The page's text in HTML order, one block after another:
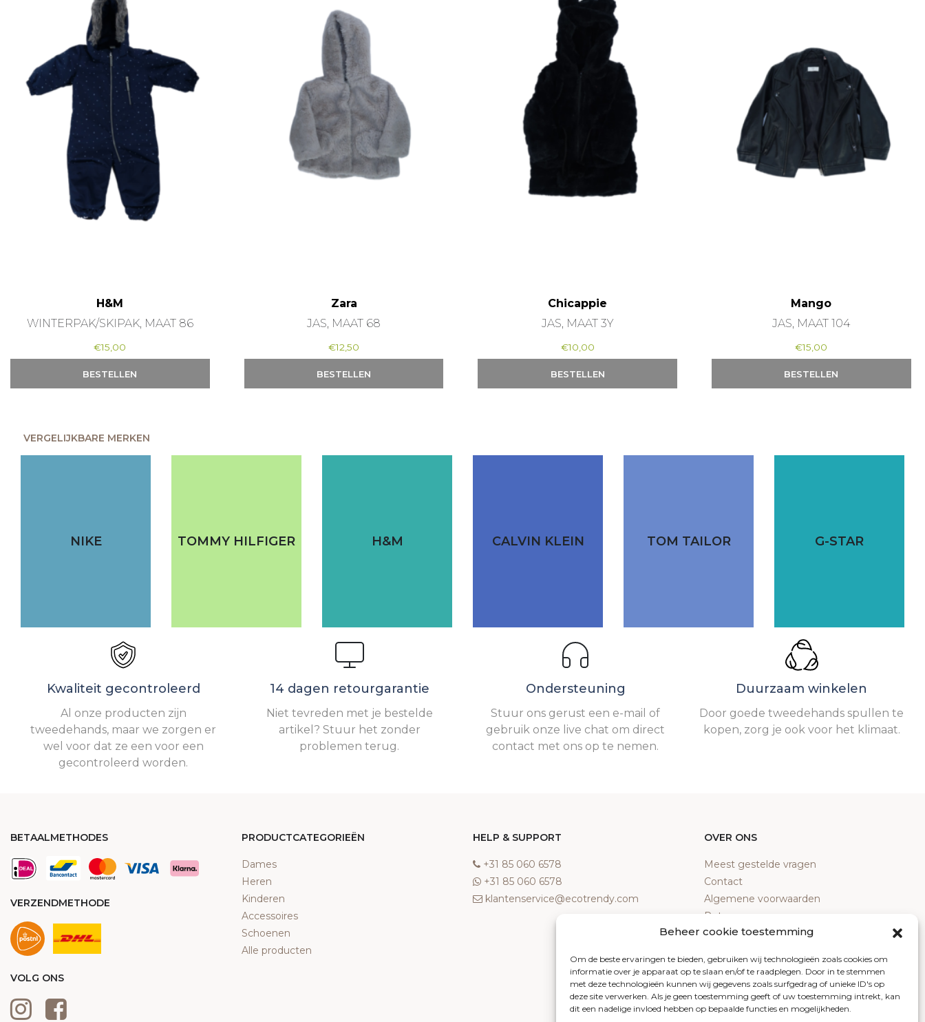
Beheer cookie toestemming
Om de beste ervaringen te bieden, gebruiken wij technologieën zoals cookies om
informatie over je apparaat op te slaan en/of te raadplegen. Door in te stemmen
met deze technologieën kunnen wij gegevens zoals surfgedrag of unieke ID's op
deze site verwerken. Als je geen toestemming geeft of uw toestemming intrekt, kan
dit een nadelige invloed hebben op bepaalde functies en mogelijkheden.
H&M
WINTERPAK/SKIPAK, MAAT 86
€15,00
BESTELLEN
Zara
JAS, MAAT 68
€12,50
BESTELLEN
Chicappie
JAS, MAAT 3Y
€10,00
BESTELLEN
Mango
JAS, MAAT 104
€15,00
BESTELLEN
VERGELIJKBARE MERKEN
NIKE TOMMY HILFIGER H&M CALVIN KLEIN TOM TAILOR G-STAR
Kwaliteit gecontroleerd
Al onze producten zijn
tweedehands, maar we zorgen er
wel voor dat ze een voor een
gecontroleerd worden.
14 dagen retourgarantie
Niet tevreden met je bestelde
artikel? Stuur het zonder
problemen terug.
Ondersteuning
Stuur ons gerust een e-mail of
gebruik onze live chat om direct
contact met ons op te nemen.
Duurzaam winkelen
Door goede tweedehands spullen te
kopen, zorg je ook voor het klimaat.
BETAALMETHODES
VERZENDMETHODE
VOLG ONS
PRODUCTCATEGORIEËN
Dames
Heren
Kinderen
Accessoires
Schoenen
Alle producten
HELP & SUPPORT
‎+31 85 060 6578
‎+31 85 060 6578
klantenservice@ecotrendy.com
OVER ONS
Meest gestelde vragen
Contact
Algemene voorwaarden
Retourneren
Klachten
Cookiebeleid